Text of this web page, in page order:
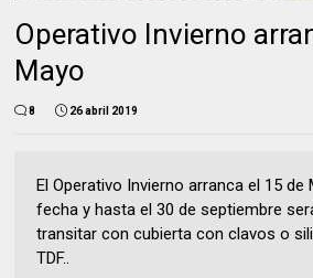
Operativo Invierno
Mayo
8 26 abril 2019
El Operativo Invierno arranca el 15 de
fecha y hasta el 30 de septiembre
transitar con cubierta con clavos o
TDF..